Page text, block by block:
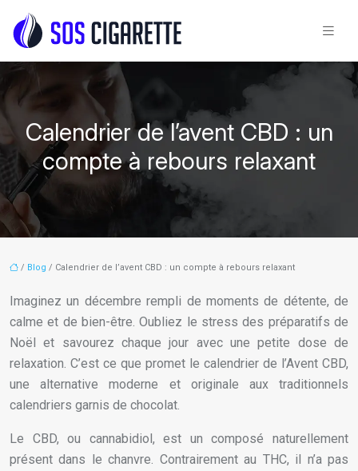
Calendrier de l’avent CBD : un
compte à rebours relaxant
/ Blog / Calendrier de l’avent CBD : un compte à rebours relaxant
Imaginez un décembre rempli de moments de détente, de
calme et de bien-être. Oubliez le stress des préparatifs de
Noël et savourez chaque jour avec une petite dose de
relaxation. C’est ce que promet le calendrier de l’Avent CBD,
une alternative moderne et originale aux traditionnels
calendriers garnis de chocolat.
Le CBD, ou cannabidiol, est un composé naturellement
présent dans le chanvre. Contrairement au THC, il n’a pas